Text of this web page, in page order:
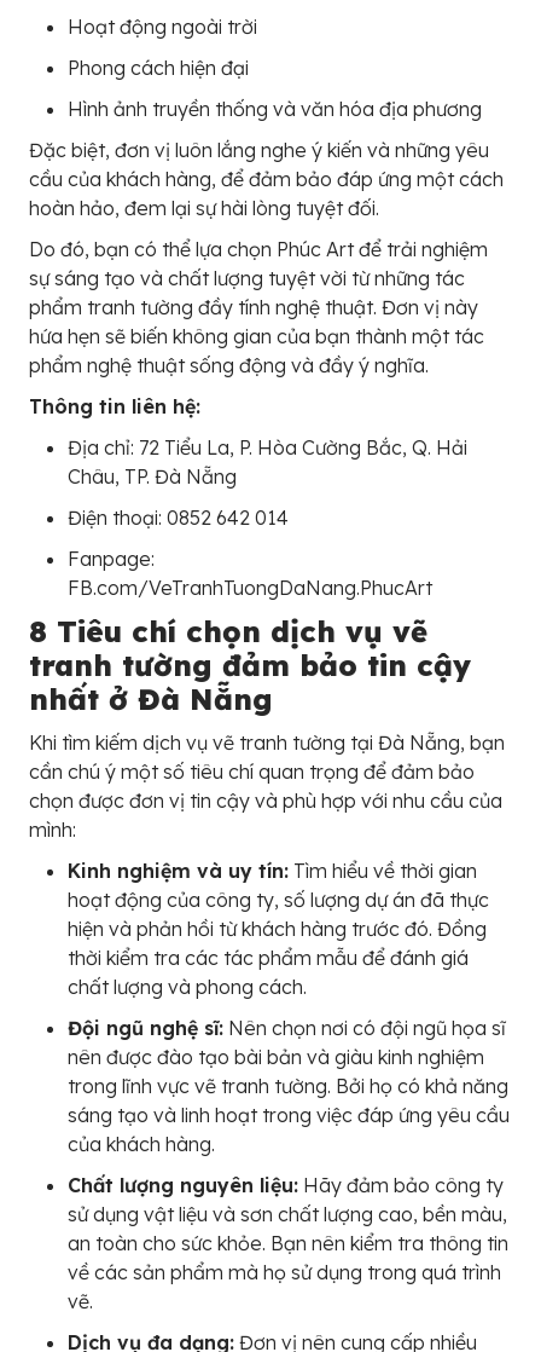
Hoạt động ngoài trời
Phong cách hiện đại
Hình ảnh truyền thống và văn hóa địa phương
Đặc biệt, đơn vị luôn lắng nghe ý kiến và những yêu
cầu của khách hàng, để đảm bảo đáp ứng một cách
hoàn hảo, đem lại sự hài lòng tuyệt đối.
Do đó, bạn có thể lựa chọn Phúc Art để trải nghiệm
sự sáng tạo và chất lượng tuyệt vời từ những tác
phẩm tranh tường đầy tính nghệ thuật. Đơn vị này
hứa hẹn sẽ biến không gian của bạn thành một tác
phẩm nghệ thuật sống động và đầy ý nghĩa.
Thông tin liên hệ:
Địa chỉ: 72 Tiểu La, P. Hòa Cường Bắc, Q. Hải
Châu, TP. Đà Nẵng
Điện thoại: 0852 642 014
Fanpage:
FB.com/VeTranhTuongDaNang.PhucArt
8 Tiêu chí chọn dịch vụ vẽ
tranh tường đảm bảo tin cậy
nhất ở Đà Nẵng
Khi tìm kiếm dịch vụ vẽ tranh tường tại Đà Nẵng, bạn
cần chú ý một số tiêu chí quan trọng để đảm bảo
chọn được đơn vị tin cậy và phù hợp với nhu cầu của
mình:
Kinh nghiệm và uy tín: Tìm hiểu về thời gian
hoạt động của công ty, số lượng dự án đã thực
hiện và phản hồi từ khách hàng trước đó. Đồng
thời kiểm tra các tác phẩm mẫu để đánh giá
chất lượng và phong cách.
Đội ngũ nghệ sĩ: Nên chọn nơi có đội ngũ họa sĩ
nên được đào tạo bài bản và giàu kinh nghiệm
trong lĩnh vực vẽ tranh tường. Bởi họ có khả năng
sáng tạo và linh hoạt trong việc đáp ứng yêu cầu
của khách hàng.
Chất lượng nguyên liệu: Hãy đảm bảo công ty
sử dụng vật liệu và sơn chất lượng cao, bền màu,
an toàn cho sức khỏe. Bạn nên kiểm tra thông tin
về các sản phẩm mà họ sử dụng trong quá trình
vẽ.
Dịch vụ đa dạng: Đơn vị nên cung cấp nhiều